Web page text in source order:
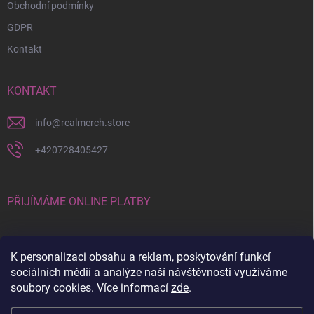
K personalizaci obsahu a reklam, poskytování funkcí
sociálních médií a analýze naší návštěvnosti využíváme
soubory cookies. Více informací zde.
Obchodní podmínky
GDPR
Kontakt
KONTAKT
info@realmerch.store
+420728405427
PŘIJÍMÁME ONLINE PLATBY
Stav objednávky a vrácení zboží